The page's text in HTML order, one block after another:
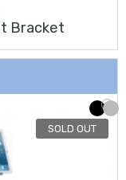
Bracket
SOLD OUT